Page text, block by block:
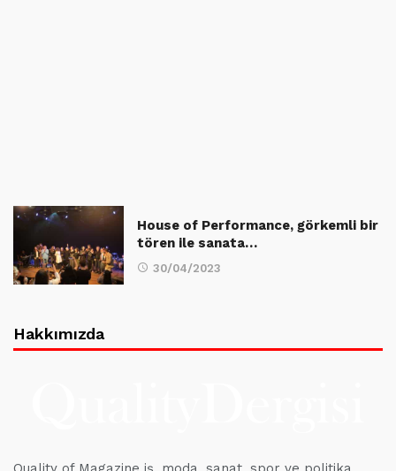
House of Performance, görkemli bir
tören ile sanata…
30/04/2023
Hakkımızda